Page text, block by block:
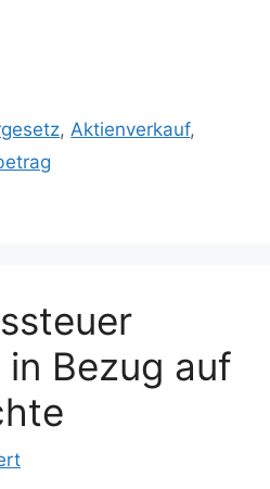
, Aktienverkauf,
Bezug auf